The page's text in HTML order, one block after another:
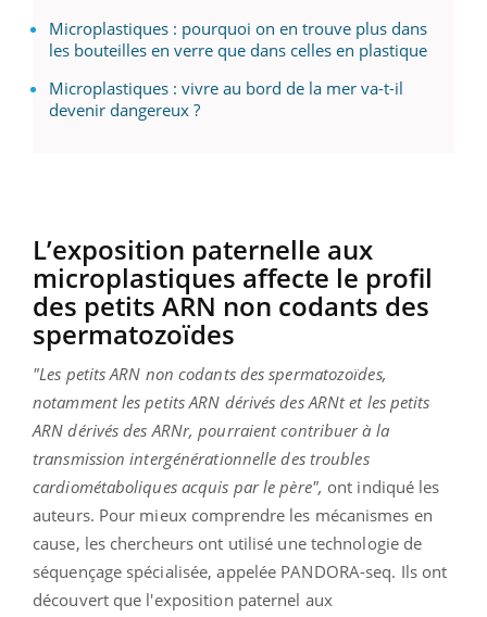
Microplastiques : pourquoi on en trouve plus dans
les bouteilles en verre que dans celles en plastique
Microplastiques : vivre au bord de la mer va-t-il
devenir dangereux ?
L’exposition paternelle aux
microplastiques affecte le profil
des petits ARN non codants des
spermatozoïdes
"Les petits ARN non codants des spermatozoïdes,
notamment les petits ARN dérivés des ARNt et les petits
ARN dérivés des ARNr, pourraient contribuer à la
transmission intergénérationnelle des troubles
cardiométaboliques acquis par le père", ont indiqué les
auteurs. Pour mieux comprendre les mécanismes en
cause, les chercheurs ont utilisé une technologie de
séquençage spécialisée, appelée PANDORA-seq. Ils ont
découvert que l'exposition paternel aux